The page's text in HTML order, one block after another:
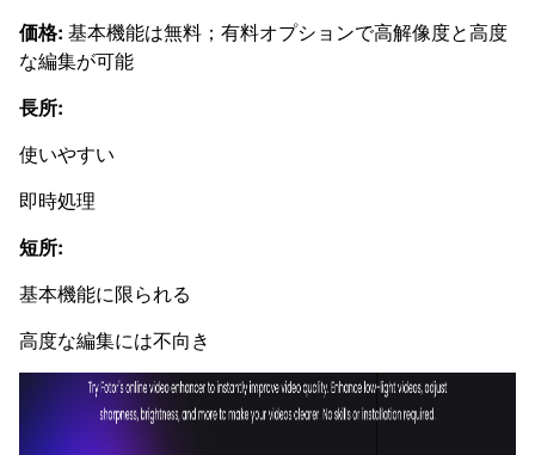
価格: 基本機能は無料；有料オプションで高解像度と高度
な編集が可能
長所:
使いやすい
即時処理
短所:
基本機能に限られる
高度な編集には不向き